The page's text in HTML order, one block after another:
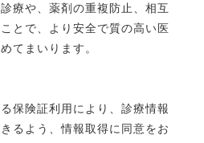
療や、薬剤の重複防止、相互
とで、より安全で質の高い医
てまいります。
保険証利用により、診療情報
るよう、情報取得に同意をお